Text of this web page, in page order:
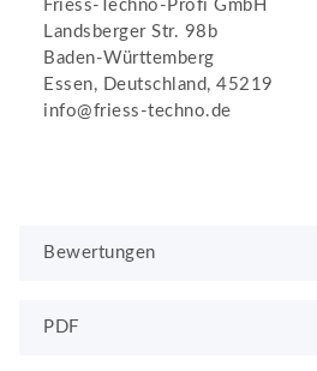
Friess-Techno-Profi GmbH
Landsberger Str. 98b
Baden-Württemberg
Essen, Deutschland, 45219
info@friess-techno.de
Bewertungen
PDF